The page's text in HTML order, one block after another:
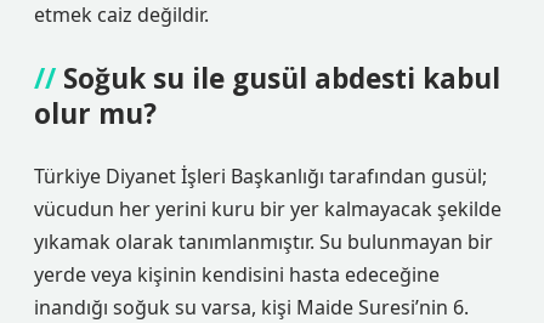
etmek caiz değildir.
Soğuk su ile gusül abdesti kabul
olur mu?
Türkiye Diyanet İşleri Başkanlığı tarafından gusül;
vücudun her yerini kuru bir yer kalmayacak şekilde
yıkamak olarak tanımlanmıştır. Su bulunmayan bir
yerde veya kişinin kendisini hasta edeceğine
inandığı soğuk su varsa, kişi Maide Suresi’nin 6.